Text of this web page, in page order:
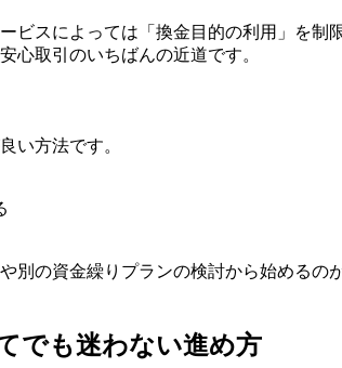
ビスによっては「換金目的の利用」を
心取引のいちばんの近道です。
い方法です。
別の資金繰りプランの検討から始める
でも迷わない進め方